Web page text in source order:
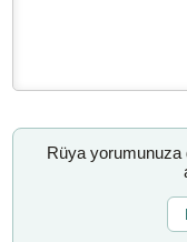
Rüya yorumunuza